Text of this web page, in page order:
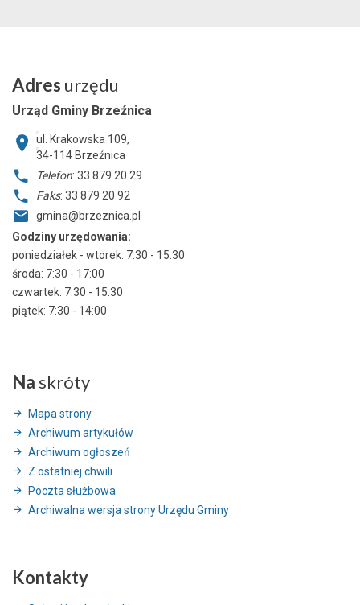
Adres urzędu
Urząd Gminy Brzeźnica
ul. Krakowska 109,
34-114 Brzeźnica
Telefon: 33 879 20 29
Faks: 33 879 20 92
gmina@brzeznica.pl
Godziny urzędowania:
poniedziałek - wtorek: 7:30 - 15:30
środa: 7:30 - 17:00
czwartek: 7:30 - 15:30
piątek: 7:30 - 14:00
Na skróty
Mapa strony
Archiwum artykułów
Archiwum ogłoszeń
Z ostatniej chwili
Poczta służbowa
Archiwalna wersja strony Urzędu Gminy
Kontakty